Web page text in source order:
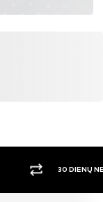
30 DIENŲ